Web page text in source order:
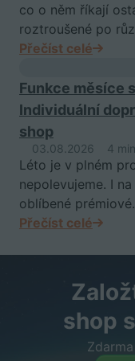
co o něm říkají
roztroušené po
Přečíst celé
Funkce měsíce
Individuální
shop
03.08.2026 4
Léto je v plném
nepolevujeme. I
oblíbené
Přečíst celé
shop